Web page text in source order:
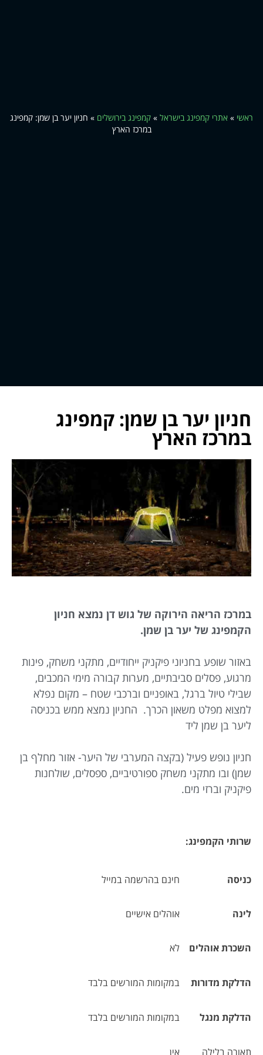
ראשי » אתרי קמפינג בישראל » קמפינג בירושלים » חניון יער בן שמן: קמפינג
במרכז הארץ
חניון יער בן שמן: קמפינג
במרכז הארץ
במרכז הריאה הירוקה של גוש דן נמצא חניון
הקמפינג של יער בן שמן.
באזור שופע בחניוני פיקניק ייחודיים, מתקני משחק, פינות
מרגוע, פסלים סביבתיים, מערות קבורה מימי המכבים,
שבילי טיול ברגל, באופניים וברכבי שטח – מקום נפלא
למצוא מפלט משאון הכרך. החניון נמצא ממש בכניסה
ליער בן שמן ליד
חניון נופש פעיל (בקצה המערבי של היער- אזור מחלף בן
שמן) ובו מתקני משחק ספורטיביים, ספסלים, שולחנות
פיקניק וברזי מים.
שרותי הקמפינג:
כניסה חינם בהרשמה במייל
לינה אוהלים אישיים
השכרת אוהלים לא
הדלקת מדורות במקומות המורשים בלבד
הדלקת מנגל במקומות המורשים בלבד
תאורה בלילה אין